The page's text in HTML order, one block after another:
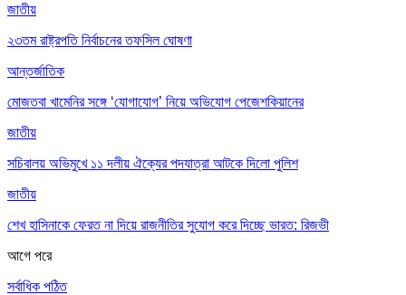
জাতীয়
২৩তম রাষ্ট্রপতি নির্বাচনের তফসিল ঘোষণা
আন্তর্জাতিক
মোজতবা খামেনির সঙ্গে ‘যোগাযোগ’ নিয়ে অভিযোগ পেজেশকিয়ানের
জাতীয়
সচিবালয় অভিমুখে ১১ দলীয় ঐক্যের পদযাত্রা আটকে দিলো পুলিশ
জাতীয়
শেখ হাসিনাকে ফেরত না দিয়ে রাজনীতির সুযোগ করে দিচ্ছে ভারত: রিজভী
আগে পরে
সর্বাধিক পঠিত